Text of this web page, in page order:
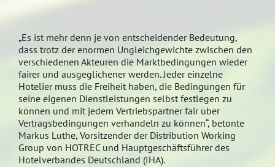
„Es ist mehr denn je von entscheidender Bedeutung,
dass trotz der enormen Ungleichgewichte zwischen den
verschiedenen Akteuren die Marktbedingungen wieder
fairer und ausgeglichener werden. Jeder einzelne
Hotelier muss die Freiheit haben, die Bedingungen für
seine eigenen Dienstleistungen selbst festlegen zu
können und mit jedem Vertriebspartner fair über
Vertragsbedingungen verhandeln zu können“, betonte
Markus Luthe, Vorsitzender der Distribution Working
Group von HOTREC und Hauptgeschäftsführer des
Hotelverbandes Deutschland (IHA).